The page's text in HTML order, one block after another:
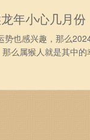
年小心几月份
也感兴趣，那么
么属猴人就是其中